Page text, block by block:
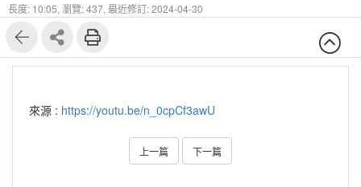
長度: 10:05, 瀏覽: 437, 最近修訂: 2024-04-30
來源 : https://youtu.be/n_0cpCf3awU
上一篇 下一篇